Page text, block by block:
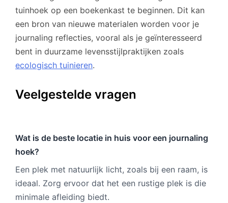
tuinhoek op een boekenkast te beginnen. Dit kan
een bron van nieuwe materialen worden voor je
journaling reflecties, vooral als je geïnteresseerd
bent in duurzame levensstijlpraktijken zoals
ecologisch tuinieren.
Veelgestelde vragen
Wat is de beste locatie in huis voor een journaling
hoek?
Een plek met natuurlijk licht, zoals bij een raam, is
ideaal. Zorg ervoor dat het een rustige plek is die
minimale afleiding biedt.